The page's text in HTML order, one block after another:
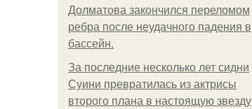
Долматова закончился переломом
ребра после неудачного падения в
бассейн.
За последние несколько лет сидни
Суини превратилась из актрисы
второго плана в настоящую звезду